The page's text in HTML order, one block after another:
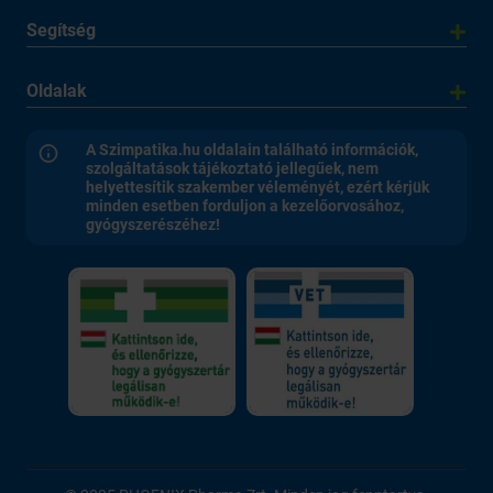
Segítség
Oldalak
A Szimpatika.hu oldalain található információk,
szolgáltatások tájékoztató jellegűek, nem
helyettesítik szakember véleményét, ezért kérjük
minden esetben forduljon a kezelőorvosához,
gyógyszerészéhez!